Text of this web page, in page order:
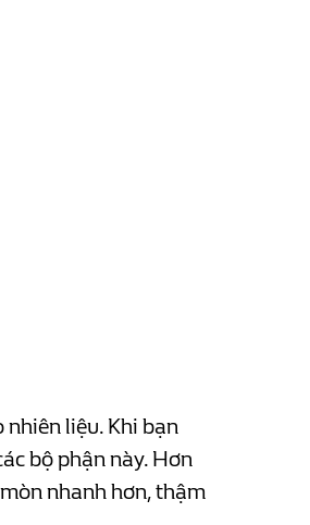
liệu. Khi bạn
bộ phận này. Hơn
nhanh hơn, thậm